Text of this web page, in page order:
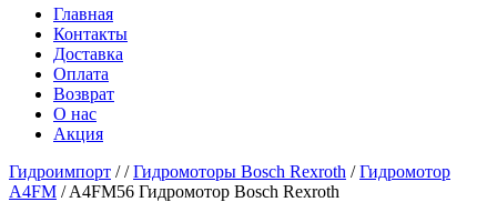
Главная
Контакты
Доставка
Оплата
Возврат
О нас
Акция
Гидроимпорт //Гидромоторы Bosch Rexroth /Гидромотор
A4FM /A4FM56 Гидромотор Bosch Rexroth